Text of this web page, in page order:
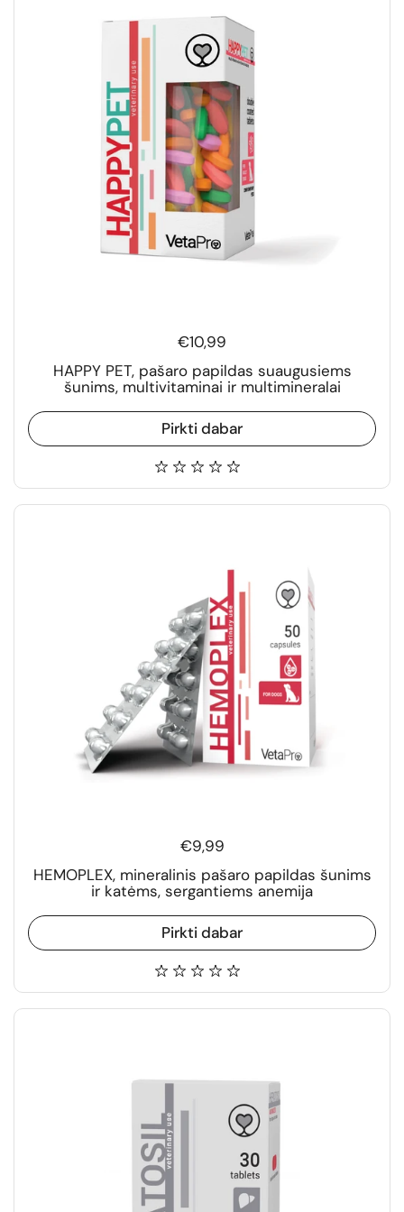
€10,99
HAPPY PET, pašaro papildas suaugusiems
šunims, multivitaminai ir multimineralai
Pirkti dabar
€9,99
HEMOPLEX, mineralinis pašaro papildas šunims
ir katėms, sergantiems anemija
Pirkti dabar